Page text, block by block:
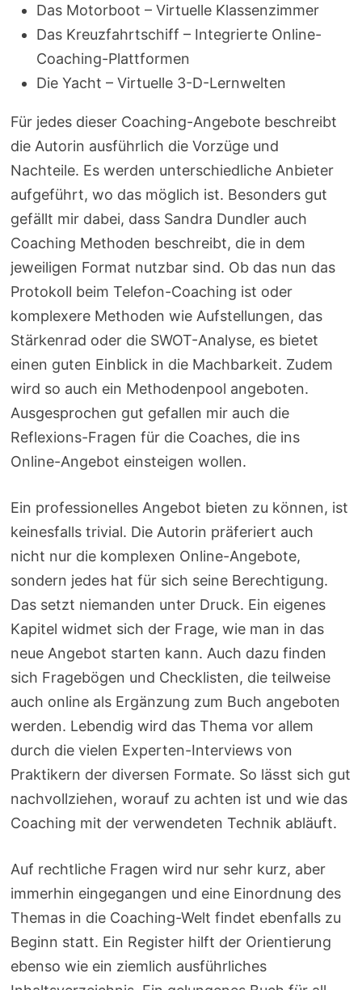
Das Motorboot – Virtuelle Klassenzimmer
Das Kreuzfahrtschiff – Integrierte Online-
Coaching-Plattformen
Die Yacht – Virtuelle 3-D-Lernwelten
Für jedes dieser Coaching-Angebote beschreibt
die Autorin ausführlich die Vorzüge und
Nachteile. Es werden unterschiedliche Anbieter
aufgeführt, wo das möglich ist. Besonders gut
gefällt mir dabei, dass Sandra Dundler auch
Coaching Methoden beschreibt, die in dem
jeweiligen Format nutzbar sind. Ob das nun das
Protokoll beim Telefon-Coaching ist oder
komplexere Methoden wie Aufstellungen, das
Stärkenrad oder die SWOT-Analyse, es bietet
einen guten Einblick in die Machbarkeit. Zudem
wird so auch ein Methodenpool angeboten.
Ausgesprochen gut gefallen mir auch die
Reflexions-Fragen für die Coaches, die ins
Online-Angebot einsteigen wollen.
Ein professionelles Angebot bieten zu können, ist
keinesfalls trivial. Die Autorin präferiert auch
nicht nur die komplexen Online-Angebote,
sondern jedes hat für sich seine Berechtigung.
Das setzt niemanden unter Druck. Ein eigenes
Kapitel widmet sich der Frage, wie man in das
neue Angebot starten kann. Auch dazu finden
sich Fragebögen und Checklisten, die teilweise
auch online als Ergänzung zum Buch angeboten
werden. Lebendig wird das Thema vor allem
durch die vielen Experten-Interviews von
Praktikern der diversen Formate. So lässt sich gut
nachvollziehen, worauf zu achten ist und wie das
Coaching mit der verwendeten Technik abläuft.
Auf rechtliche Fragen wird nur sehr kurz, aber
immerhin eingegangen und eine Einordnung des
Themas in die Coaching-Welt findet ebenfalls zu
Beginn statt. Ein Register hilft der Orientierung
ebenso wie ein ziemlich ausführliches